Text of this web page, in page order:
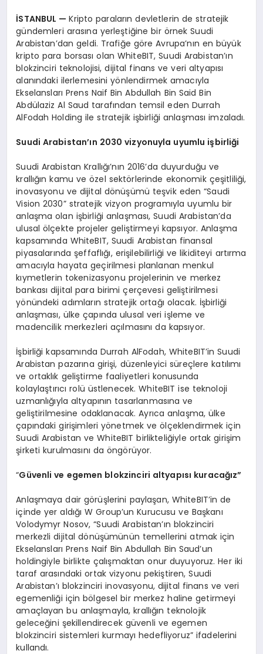
İSTANBUL —Kripto paraların devletlerin de stratejik
gündemleri arasına yerleştiğine bir örnek Suudi
Arabistan’dan geldi. Trafiğe göre Avrupa’nın en büyük
kripto para borsası olan WhiteBIT, Suudi Arabistan’ın
blokzinciri teknolojisi, dijital finans ve veri altyapısı
alanındaki ilerlemesini yönlendirmek amacıyla
Ekselansları Prens Naif Bin Abdullah Bin Said Bin
Abdülaziz Al Saud tarafından temsil eden Durrah
AlFodah Holding ile stratejik işbirliği anlaşması imzaladı.
Suudi Arabistan’ın 2030 vizyonuyla uyumlu işbirliği
Suudi Arabistan Krallığı’nın 2016’da duyurduğu ve
krallığın kamu ve özel sektörlerinde ekonomik çeşitliliği,
inovasyonu ve dijital dönüşümü teşvik eden “Saudi
Vision 2030” stratejik vizyon programıyla uyumlu bir
anlaşma olan işbirliği anlaşması, Suudi Arabistan’da
ulusal ölçekte projeler geliştirmeyi kapsıyor. Anlaşma
kapsamında WhiteBIT, Suudi Arabistan finansal
piyasalarında şeffaflığı, erişilebilirliği ve likiditeyi artırma
amacıyla hayata geçirilmesi planlanan menkul
kıymetlerin tokenizasyonu projelerinin ve merkez
bankası dijital para birimi çerçevesi geliştirilmesi
yönündeki adımların stratejik ortağı olacak. İşbirliği
anlaşması, ülke çapında ulusal veri işleme ve
madencilik merkezleri açılmasını da kapsıyor.
İşbirliği kapsamında Durrah AlFodah, WhiteBIT’in Suudi
Arabistan pazarına girişi, düzenleyici süreçlere katılımı
ve ortaklık geliştirme faaliyetleri konusunda
kolaylaştırıcı rolü üstlenecek. WhiteBIT ise teknoloji
uzmanlığıyla altyapının tasarlanmasına ve
geliştirilmesine odaklanacak. Ayrıca anlaşma, ülke
çapındaki girişimleri yönetmek ve ölçeklendirmek için
Suudi Arabistan ve WhiteBIT birlikteliğiyle ortak girişim
şirketi kurulmasını da öngörüyor.
“Güvenli ve egemen blokzinciri altyapısı kuracağız”
Anlaşmaya dair görüşlerini paylaşan, WhiteBIT’in de
içinde yer aldığı W Group’un Kurucusu ve Başkanı
Volodymyr Nosov, “Suudi Arabistan’ın blokzinciri
merkezli dijital dönüşümünün temellerini atmak için
Ekselansları Prens Naif Bin Abdullah Bin Saud’un
holdingiyle birlikte çalışmaktan onur duyuyoruz. Her iki
taraf arasındaki ortak vizyonu pekiştiren, Suudi
Arabistan’ı blokzinciri inovasyonu, dijital finans ve veri
egemenliği için bölgesel bir merkez haline getirmeyi
amaçlayan bu anlaşmayla, krallığın teknolojik
geleceğini şekillendirecek güvenli ve egemen
blokzinciri sistemleri kurmayı hedefliyoruz” ifadelerini
kullandı.